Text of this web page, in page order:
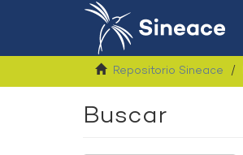
Repositorio Sineace
Buscar